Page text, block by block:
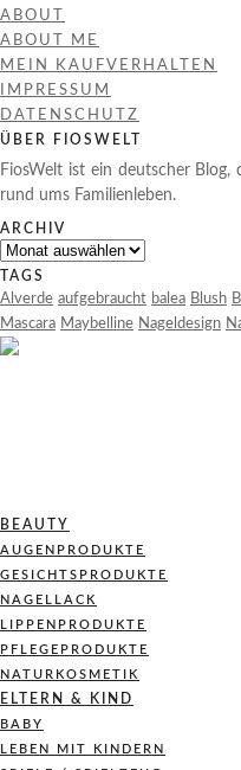
ABOUT
ABOUT ME
MEIN KAUFVERHALTEN
IMPRESSUM
DATENSCHUTZ
ÜBER FIOSWELT
FiosWelt ist ein deutscher
rund ums Familienleben.
ARCHIV
Archiv
TAGS
Alverde aufgebraucht balea Blush
Mascara Maybelline Nageldesign
BEAUTY
AUGENPRODUKTE
GESICHTSPRODUKTE
NAGELLACK
LIPPENPRODUKTE
PFLEGEPRODUKTE
NATURKOSMETIK
ELTERN & KIND
BABY
LEBEN MIT KINDERN